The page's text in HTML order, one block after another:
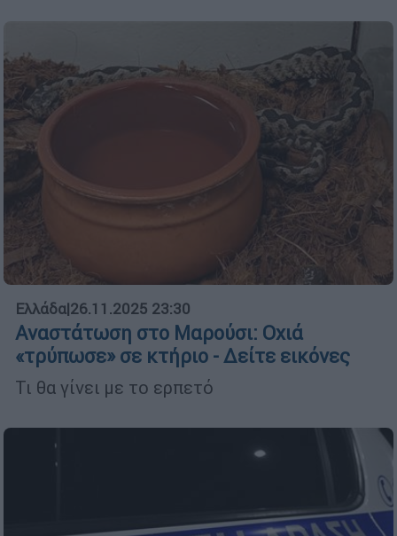
Ελλάδα|26.11.2025 23:30
Αναστάτωση στο Μαρούσι: Οχιά
«τρύπωσε» σε κτήριο - Δείτε εικόνες
Τι θα γίνει με το ερπετό